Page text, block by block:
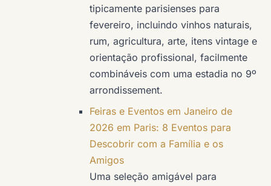
tipicamente parisienses para
fevereiro, incluindo vinhos naturais,
rum, agricultura, arte, itens vintage e
orientação profissional, facilmente
combináveis com uma estadia no 9º
arrondissement.
Feiras e Eventos em Janeiro de
2026 em Paris: 8 Eventos para
Descobrir com a Família e os
Amigos
Uma seleção amigável para